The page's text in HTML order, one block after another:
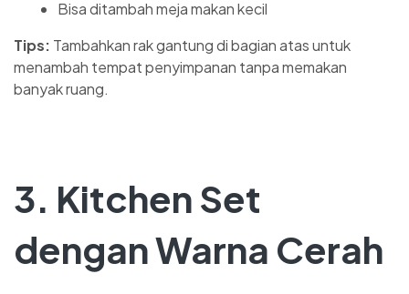
Bisa ditambah meja makan kecil
Tips: Tambahkan rak gantung di bagian atas untuk
menambah tempat penyimpanan tanpa memakan
banyak ruang.
3. Kitchen Set
dengan Warna Cerah